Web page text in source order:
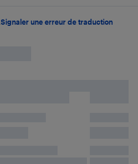
Signaler une erreur de traduction